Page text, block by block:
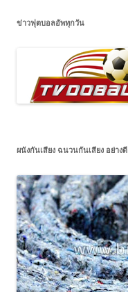
ข่าวฟุตบอลอัพทุกวัน
ผนังกันเสียง ฉนวนกันเสียง อย่างดี